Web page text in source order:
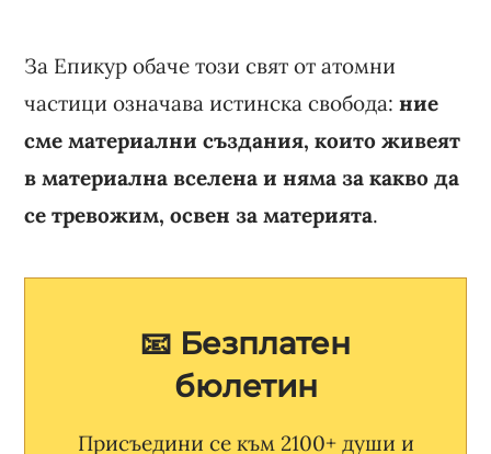
За Епикур обаче този свят от атомни
частици означава истинска свобода:ние
сме материални създания, които живеят
в материална вселена и няма за какво да
се тревожим, освен за материята.
📧 Безплатен
бюлетин
Присъедини се към 2100+ души и